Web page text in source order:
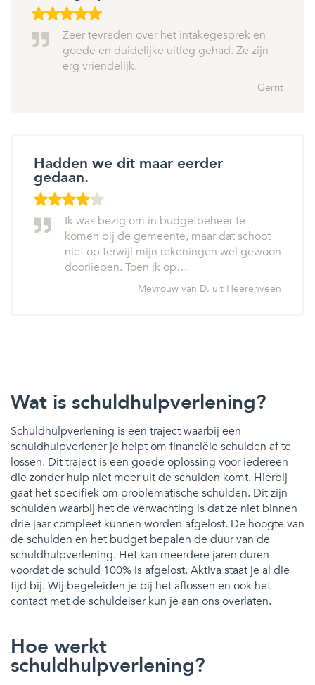
Zeer tevreden over het intakegesprek en
goede en duidelijke uitleg gehad. Ze zijn
erg vriendelijk.
Gerrit
Hadden we dit maar eerder
gedaan.
Ik was bezig om in budgetbeheer te
komen bij de gemeente, maar dat schoot
niet op terwijl mijn rekeningen wel gewoon
doorliepen. Toen ik op…
Mevrouw van D. uit Heerenveen
Wat is schuldhulpverlening?
Schuldhulpverlening is een traject waarbij een
schuldhulpverlener je helpt om financiële schulden af te
lossen. Dit traject is een goede oplossing voor iedereen
die zonder hulp niet meer uit de schulden komt. Hierbij
gaat het specifiek om problematische schulden. Dit zijn
schulden waarbij het de verwachting is dat ze niet binnen
drie jaar compleet kunnen worden afgelost. De hoogte van
de schulden en het budget bepalen de duur van de
schuldhulpverlening. Het kan meerdere jaren duren
voordat de schuld 100% is afgelost. Aktiva staat je al die
tijd bij. Wij begeleiden je bij het aflossen en ook het
contact met de schuldeiser kun je aan ons overlaten.
Hoe werkt
schuldhulpverlening?